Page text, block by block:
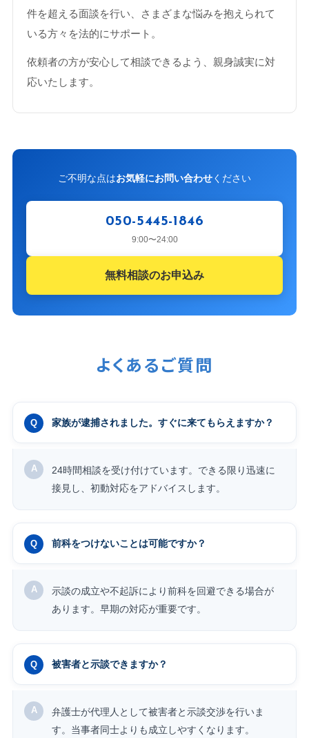
件を超える面談を行い、さまざまな悩みを抱えられて
いる方々を法的にサポート。
依頼者の方が安心して相談できるよう、親身誠実に対
応いたします。
ご不明な点はお気軽にお問い合わせください
050-5445-1846
9:00〜24:00
無料相談のお申込み
よくあるご質問
家族が逮捕されました。すぐに来てもらえますか？
24時間相談を受け付けています。できる限り迅速に
接見し、初動対応をアドバイスします。
前科をつけないことは可能ですか？
示談の成立や不起訴により前科を回避できる場合が
あります。早期の対応が重要です。
被害者と示談できますか？
弁護士が代理人として被害者と示談交渉を行いま
す。当事者同士よりも成立しやすくなります。